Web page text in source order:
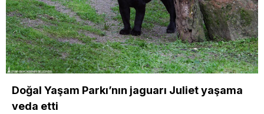
Doğal Yaşam Parkı’nın jaguarı Juliet yaşama
veda etti